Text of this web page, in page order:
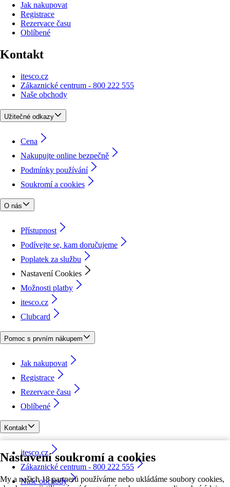
Nastavení soukromí a cookies
My a našich 18 partnerů používáme nebo ukládáme soubory cookies,
Jak nakupovat
Registrace
Rezervace času
Oblíbené
Kontakt
itesco.cz
Zákaznické centrum - 800 222 555
Naše obchody
Užitečné odkazy
Cena
Nakupujte online bezpečně
Podmínky používání
Soukromí a cookies
O nás
Přístupnost
Podívejte se, kam doručujeme
Poplatek za službu
Nastavení Cookies
Možnosti platby
itesco.cz
Clubcard
Pomoc s prvním nákupem
Jak nakupovat
Registrace
Rezervace času
Oblíbené
Kontakt
itesco.cz
Zákaznické centrum - 800 222 555
Naše obchody